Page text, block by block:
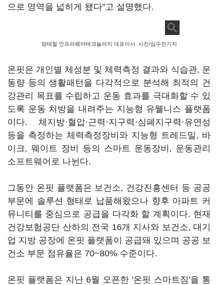
으로 영역을 넓히게 됐다"고 설명했다.
엄태철 인프라웨어테크놀러지 대표이사. 사진/심수진기자
온핏은 개인별 체성분 및 체력측정 결과와 식습관, 운
동량 등의 생활패턴을 다각적으로 분석해 최적의 건
강관리 목표를 수립하고 운동 효과를 극대화할 수 있
도록 운동 처방을 내려주는 지능형 유웰니스 플랫폼
이다. 체지방·혈압·근력·지구력·심폐지구력·유연성
등을 측정하는 체력측정장비와 지능형 트레드밀, 바
이크, 웨이트 장비 등의 스마트 운동장비, 운동관리
소프트웨어로 나뉜다.
그동안 온핏 플랫폼은 보건소, 건강진흥센터 등 공공
부문에 솔루션 형태로 납품해왔으나 향후 아파트 커
뮤니티를 중심으로 공급을 다각화 할 계획이다. 현재
건강보험공단 산하의 전국 16개 지사와 보건소, 대기
업 지방 공장에 온핏 플랫폼이 공급돼 있으며 공공 보
건소 부문 점유율은 70~80% 수준이다.
온핏 플랫폼은 지난 6월 오픈한 '온핏 스마트짐'을 통